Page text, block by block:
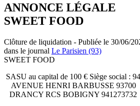
ANNONCE LÉGALE
SWEET FOOD
Clôture de liquidation - Publiée le 30/06/
dans le journal Le Parisien (93)
SWEET FOOD
SASU au capital de 100 € Siège social : 94
AVENUE HENRI BARBUSSE 93700
DRANCY RCS BOBIGNY 941273732